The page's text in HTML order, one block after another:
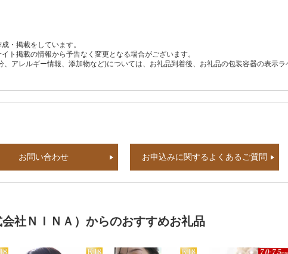
・掲載をしています。
ト掲載の情報から予告なく変更となる場合がございます。
アレルギー情報、添加物など)については、お礼品到着後、お礼品の包装容器の表示ラ
お問い合わせ お申込みに関するよくあるご質問
社ＮＩＮＡ）からのおすすめお礼品